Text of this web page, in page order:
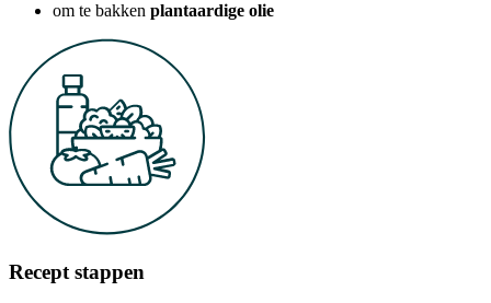
om te bakken plantaardige olie
Recept stappen